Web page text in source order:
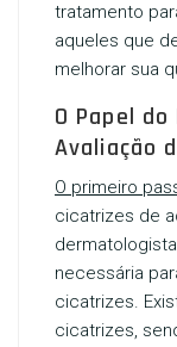
tratamento
aqueles que
melhorar sua
O Papel
Avaliação
O primeiro
cicatrizes de
necessária
cicatrizes.
cicatrizes,